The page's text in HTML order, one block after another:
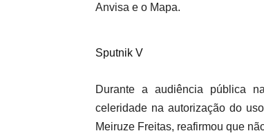
Anvisa e o Mapa.
Sputnik V
Durante a audiência pública
celeridade na autorização do
Meiruze Freitas, reafirmou que